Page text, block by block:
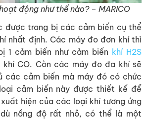
động như thế nào? – MARICO
được trang bị các cảm biến cụ thể
nhất định. Các máy đo đơn khí thì
1 cảm biến như cảm biến khí H2S
khí CO. Còn các máy đo đa khí sẽ
các cảm biến mà máy đó có chức
cảm biến này được thiết kế để
hiện của các loại khí tương ứng
nồng độ rất nhỏ, có thể là một